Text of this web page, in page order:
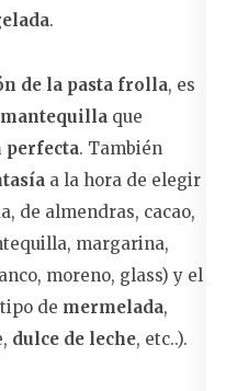
.
de la pasta frolla, es
mantequilla que
perfecta. También
a la hora de elegir
de almendras, cacao,
margarina,
moreno, glass) y el
de mermelada,
dulce de leche, etc..).